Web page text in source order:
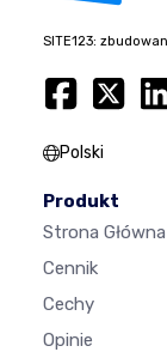
SITE123:
Polski
Produkt
Strona Główna
Cennik
Cechy
Opinie